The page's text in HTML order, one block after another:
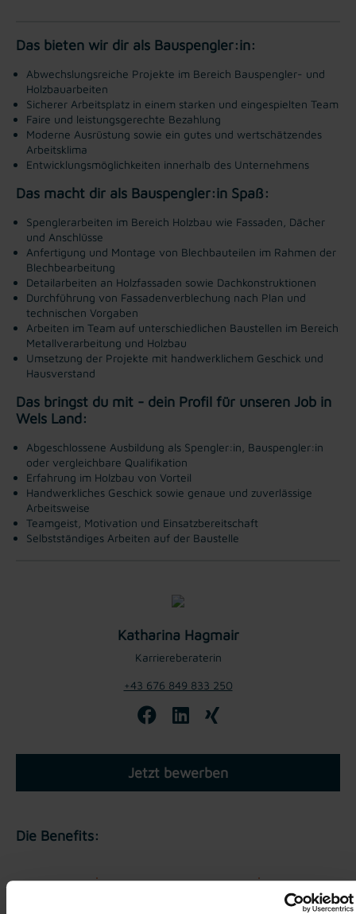
Das bieten wir dir als Bauspengler:in:
Abwechslungsreiche Projekte im Bereich Bauspengler- und
Holzbauarbeiten
Sicherer Arbeitsplatz in einem starken und eingespielten Team
Faire und leistungsgerechte Bezahlung
Moderne Ausrüstung sowie ein gutes und wertschätzendes
Arbeitsklima
Entwicklungsmöglichkeiten innerhalb des Unternehmens
Das macht dir als Bauspengler:in Spaß:
Spenglerarbeiten im Bereich Holzbau wie Fassaden, Dächer
und Anschlüsse
Anfertigung und Montage von Blechbauteilen im Rahmen der
Blechbearbeitung
Detailarbeiten an Holzfassaden sowie Dachkonstruktionen
Durchführung von Fassadenverblechung nach Plan und
technischen Vorgaben
Arbeiten im Team auf unterschiedlichen Baustellen im Bereich
Metallverarbeitung und Holzbau
Umsetzung der Projekte mit handwerklichem Geschick und
Hausverstand
Das bringst du mit - dein Profil für unseren Job in
Wels Land:
Abgeschlossene Ausbildung als Spengler:in, Bauspengler:in
oder vergleichbare Qualifikation
Erfahrung im Holzbau von Vorteil
Handwerkliches Geschick sowie genaue und zuverlässige
Arbeitsweise
Teamgeist, Motivation und Einsatzbereitschaft
Selbstständiges Arbeiten auf der Baustelle
Katharina Hagmair
Karriereberaterin
+43 676 849 833 250
Jetzt bewerben
Die Benefits:
Weiterbildung